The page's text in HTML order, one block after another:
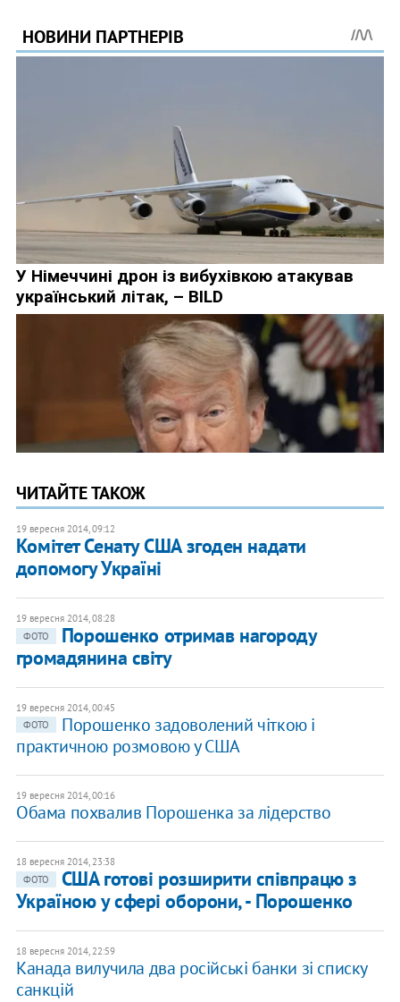
ЧИТАЙТЕ ТАКОЖ
19 вересня 2014, 09:12
Комітет Сенату США згоден надати
допомогу Україні
19 вересня 2014, 08:28
ФОТО
Порошенко отримав нагороду
громадянина світу
19 вересня 2014, 00:45
ФОТО
Порошенко задоволений чіткою і
практичною розмовою у США
19 вересня 2014, 00:16
Обама похвалив Порошенка за лідерство
18 вересня 2014, 23:38
ФОТО
США готові розширити співпрацю з
Україною у сфері оборони, - Порошенко
18 вересня 2014, 22:59
Канада вилучила два російські банки зі списку
санкцій